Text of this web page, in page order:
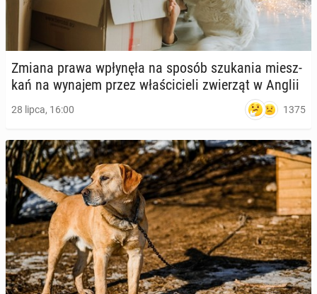
Zmiana prawa wpły­nę­ła na sposób szu­ka­nia miesz­
kań na wynajem przez wła­ści­cie­li zwie­rząt w Anglii
28 lipca, 16:00 1375